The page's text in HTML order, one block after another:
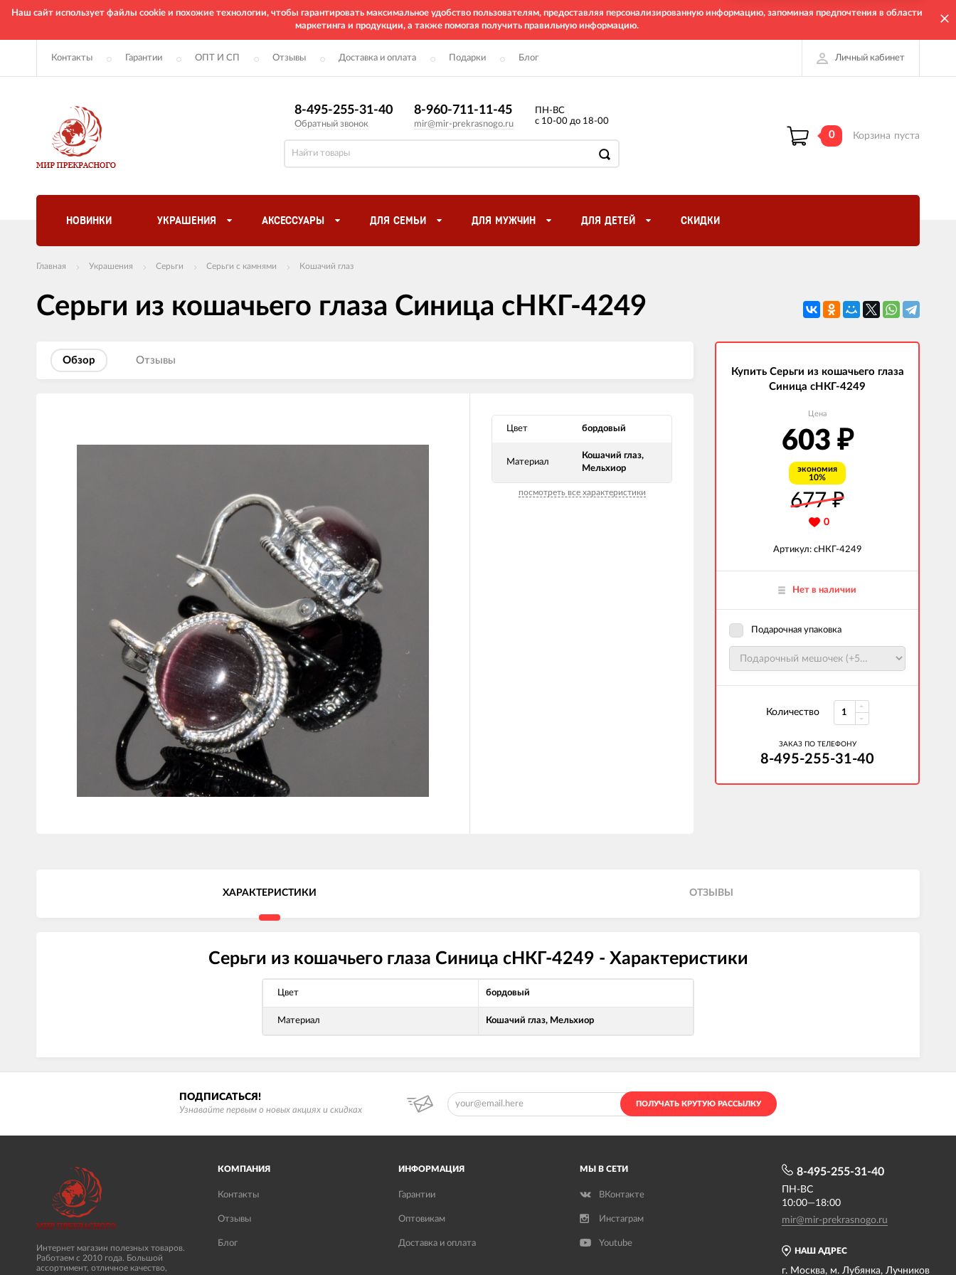
Наш сайт использует файлы cookie и похожие технологии, чтобы гарантировать максимальное удобство пользователям, предоставляя персонализированную информацию, запоминая предпочтения в области
маркетинга и продукции, а также помогая получить правильную информацию.
Контакты Гарантии ОПТ И СП Отзывы Доставка и оплата Подарки Блог Личный кабинет
8-495-255-31-40
Обратный звонок
8-960-711-11-45
mir@mir-prekrasnogo.ru
ПН-ВС
с 10-00 до 18-00
0 Корзина пуста
НОВИНКИ УКРАШЕНИЯ АКСЕССУАРЫ ДЛЯ СЕМЬИ ДЛЯ МУЖЧИН ДЛЯ ДЕТЕЙ СКИДКИ
Главная Украшения Серьги Серьги с камнями Кошачий глаз
Серьги из кошачьего глаза Синица сНКГ-4249
Обзор Отзывы
Цвет бордовый
Материал
Кошачий глаз,
Мельхиор
посмотреть все характеристики
Купить Серьги из кошачьего глаза
Синица сНКГ-4249
Цена
603 ₽
экономия
10%
677₽
0
Артикул: сНКГ-4249
Нет в наличии
Подарочная упаковка
Количество
ЗАКАЗ ПО ТЕЛЕФОНУ
8-495-255-31-40
ХАРАКТЕРИСТИКИ ОТЗЫВЫ
Серьги из кошачьего глаза Синица сНКГ-4249 - Характеристики
Цвет бордовый
Материал Кошачий глаз, Мельхиор
ПОДПИСАТЬСЯ!
Узнавайте первым о новых акциях и скидках
ПОЛУЧАТЬ КРУТУЮ РАССЫЛКУ
Интернет магазин полезных товаров.
Работаем с 2010 года. Большой
ассортимент, отличное качество,
КОМПАНИЯ
Контакты
Отзывы
Блог
ИНФОРМАЦИЯ
Гарантии
Оптовикам
Доставка и оплата
МЫ В СЕТИ
ВКонтакте
Инстаграм
Youtube
НАШ АДРЕС
г. Москва, м. Лубянка, Лучников
8-495-255-31-40
ПН-ВС
10:00—18:00
mir@mir-prekrasnogo.ru